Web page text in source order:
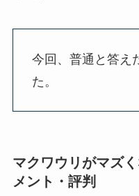
今回、普通と答え
た。
マクワウリがマズ
メント・評判